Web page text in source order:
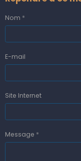
Nom
E-mail
Site Internet
Message